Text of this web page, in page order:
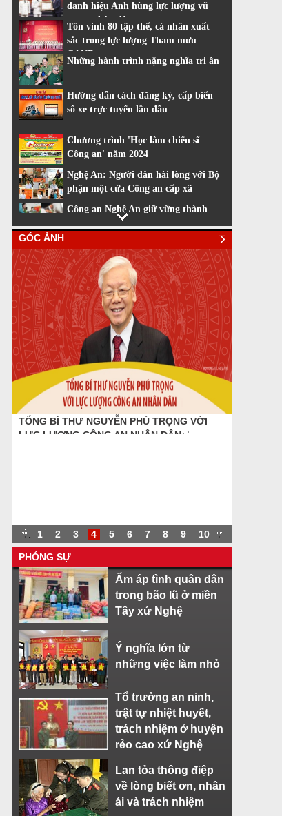
danh hiệu Anh hùng lực lượng vũ
trang nhân dân
Tôn vinh 80 tập thể, cá nhân xuất
sắc trong lực lượng Tham mưu
CAND
Những hành trình nặng nghĩa tri ân
Hướng dẫn cách đăng ký, cấp biển
số xe trực tuyến lần đầu
Chương trình 'Học làm chiến sĩ
Công an' năm 2024
Nghệ An: Người dân hài lòng với Bộ
phận một cửa Công an cấp xã
Công an Nghệ An giữ vững thành
tích dẫn đầu về cải cách hành chính
mềm VNeiD
Cách đăng ký tài khoản định danh
điện tử
GÓC ẢNH
TỔNG BÍ THƯ NGUYỄN PHÚ TRỌNG VỚI
LỰC LƯỢNG CÔNG AN NHÂN DÂN
. 1 2 3 4 5 6 7 8 9 10 .
PHÓNG SỰ
Ấm áp tình quân dân
trong bão lũ ở miền
Tây xứ Nghệ
Ý nghĩa lớn từ
những việc làm nhỏ
Tổ trưởng an ninh,
trật tự nhiệt huyết,
trách nhiệm ở huyện
rẻo cao xứ Nghệ
Lan tỏa thông điệp
về lòng biết ơn, nhân
ái và trách nhiệm